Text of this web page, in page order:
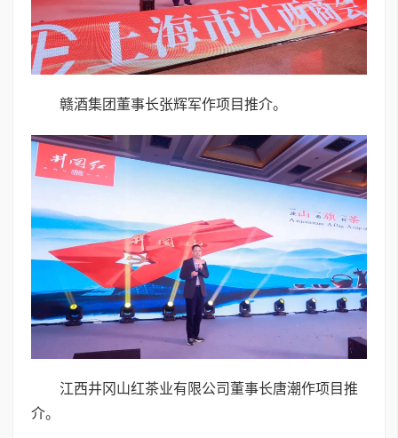
赣酒集团董事长张辉军作项目推介。
江西井冈山红茶业有限公司董事长唐潮作项目推
介。